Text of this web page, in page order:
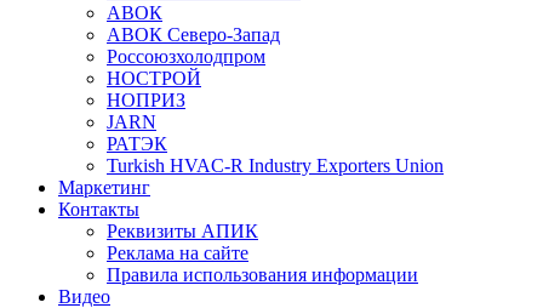
АВОК
АВОК Северо-Запад
Россоюзхолодпром
НОСТРОЙ
НОПРИЗ
JARN
РАТЭК
Turkish HVAC-R Industry Exporters Union
Маркетинг
Контакты
Реквизиты АПИК
Реклама на сайте
Правила использования информации
Видео